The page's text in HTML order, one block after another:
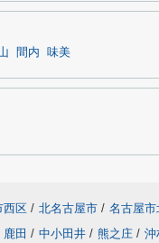
間内 味美
西区 / 北名古屋市 / 名古屋市
鹿田 / 中小田井 / 熊之庄 / 沖